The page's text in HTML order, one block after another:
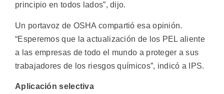
principio en todos lados”, dijo.
Un portavoz de OSHA compartió esa opinión.
“Esperemos que la actualización de los PEL aliente
a las empresas de todo el mundo a proteger a sus
trabajadores de los riesgos químicos”, indicó a IPS.
Aplicación selectiva